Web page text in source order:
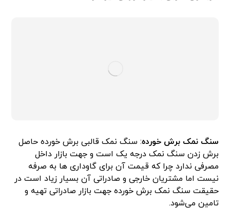
سنگ نمک برش خورده: سنگ نمک قالبی برش خورده حاصل
برش زدن سنگ نمک درجه یک است و جهت بازار داخل
مصرفی ندارد چرا که قیمت آن برای گاوداری ها به صرفه
نیست اما مشتریان خارجی و صادراتی آن بسیار زیاد است در
حقیقت سنگ نمک برش خورده جهت بازار صادراتی تهیه و
تامین می‌شود.